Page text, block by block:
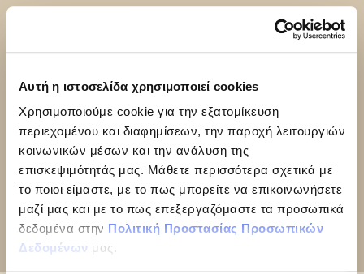
Αυτή η ιστοσελίδα χρησιμοποιεί cookies
Χρησιμοποιούμε cookie για την εξατομίκευση
περιεχομένου και διαφημίσεων, την παροχή λειτουργιών
κοινωνικών μέσων και την ανάλυση της
επισκεψιμότητάς μας. Μάθετε περισσότερα σχετικά με
το ποιοι είμαστε, με το πως μπορείτε να επικοινωνήσετε
μαζί μας και με το πως επεξεργαζόμαστε τα προσωπικά
δεδομένα στην Πολιτική Προστασίας Προσωπικών
Δεδομένων μας.